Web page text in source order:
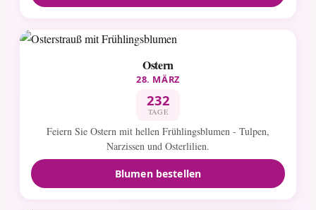
Ostern
28. MÄRZ
232
TAGE
Feiern Sie Ostern mit hellen Frühlingsblumen - Tulpen,
Narzissen und Osterlilien.
Blumen bestellen